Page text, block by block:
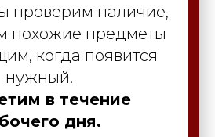
проверим наличие,
похожие предметы
когда появится
нужный.
в течение
дня.